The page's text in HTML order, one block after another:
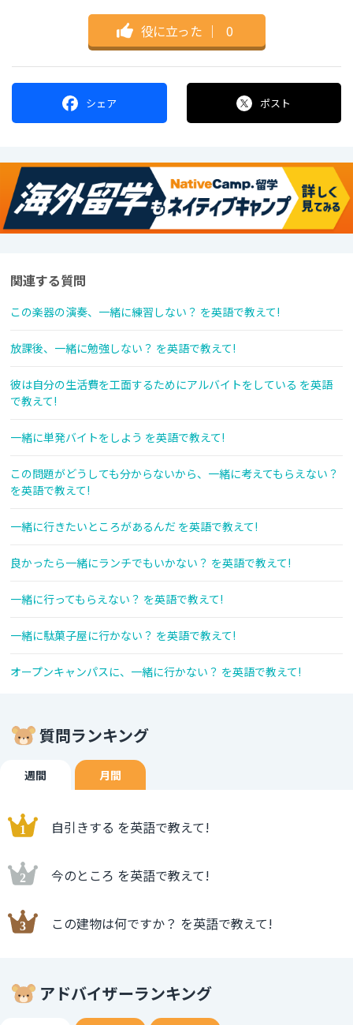
役に立った ｜ 0
シェア ポスト
関連する質問
この楽器の演奏、一緒に練習しない？ を英語で教えて!
放課後、一緒に勉強しない？ を英語で教えて!
彼は自分の生活費を工面するためにアルバイトをしている を英語
で教えて!
一緒に単発バイトをしよう を英語で教えて!
この問題がどうしても分からないから、一緒に考えてもらえない？
を英語で教えて!
一緒に行きたいところがあるんだ を英語で教えて!
良かったら一緒にランチでもいかない？ を英語で教えて!
一緒に行ってもらえない？ を英語で教えて!
一緒に駄菓子屋に行かない？ を英語で教えて!
オープンキャンパスに、一緒に行かない？ を英語で教えて!
質問ランキング
週間 月間
自引きする を英語で教えて!
今のところ を英語で教えて!
この建物は何ですか？ を英語で教えて!
アドバイザーランキング